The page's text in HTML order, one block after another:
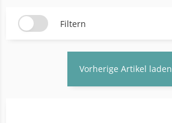
Filtern
Vorherige Artikel laden